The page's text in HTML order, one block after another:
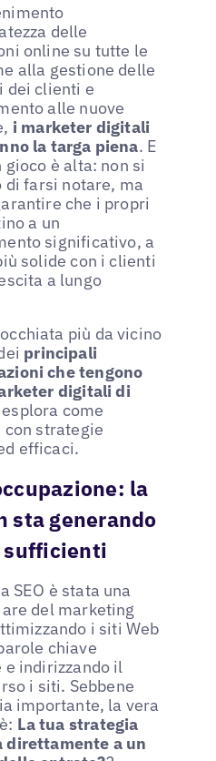
delle
online su tutte le
alla gestione delle
dei clienti e
alle nuove
i marketer digitali
la targa piena. E
gioco è alta: non si
di farsi notare, ma
che i propri
a un
significativo, a
solide con i clienti
a lungo
più da vicino
principali
che tengono
digitali di
come
strategie
efficaci.
la
sta generando
sufficienti
SEO è stata una
del marketing
i siti Web
chiave
e indirizzando il
i siti. Sebbene
importante, la vera
La tua strategia
direttamente a un